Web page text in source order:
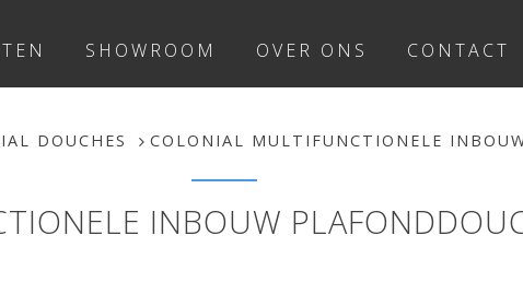
SHOWROOM OVER ONS CONTACT
DOUCHES COLONIAL MULTIFUNCTIONELE
INBOUW